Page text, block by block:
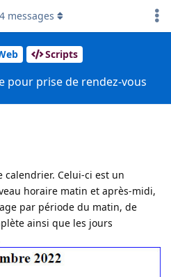
Scripts
pour prise de rendez-vous
messages
calendrier. Celui-ci est un
horaire matin et après-midi,
par période du matin, de
ainsi que les jours